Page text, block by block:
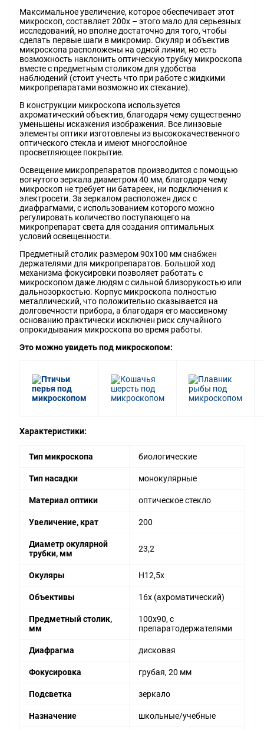
Максимальное увеличение, которое обеспечивает этот
микроскоп, составляет 200х – этого мало для серьезных
исследований, но вполне достаточно для того, чтобы
сделать первые шаги в микромир. Окуляр и объектив
микроскопа расположены на одной линии, но есть
возможность наклонить оптическую трубку микроскопа
вместе с предметным столиком для удобства
наблюдений (стоит учесть что при работе с жидкими
микропрепаратами возможно их стекание).
В конструкции микроскопа используется
ахроматический объектив, благодаря чему существенно
уменьшены искажения изображения. Все линзовые
элементы оптики изготовлены из высококачественного
оптического стекла и имеют многослойное
просветляющее покрытие.
Освещение микропрепаратов производится с помощью
вогнутого зеркала диаметром 40 мм, благодаря чему
микроскоп не требует ни батареек, ни подключения к
электросети. За зеркалом расположен диск с
диафрагмами, с использованием которого можно
регулировать количество поступающего на
микропрепарат света для создания оптимальных
условий освещенности.
Предметный столик размером 90х100 мм снабжен
держателями для микропрепаратов. Большой ход
механизма фокусировки позволяет работать с
микроскопом даже людям с сильной близорукостью или
дальнозоркостью. Корпус микроскопа полностью
металлический, что положительно сказывается на
долговечности прибора, а благодаря его массивному
основанию практически исключен риск случайного
опрокидывания микроскопа во время работы.
Это можно увидеть под микроскопом:
Характеристики:
Тип микроскопа биологические
Тип насадки монокулярные
Материал оптики оптическое стекло
Увеличение, крат 200
Диаметр окулярной
трубки, мм
23,2
Окуляры H12,5x
Объективы 16x (ахроматический)
Предметный столик,
мм
100х90, с
препаратодержателями
Диафрагма дисковая
Фокусировка грубая, 20 мм
Подсветка зеркало
Назначение школьные/учебные